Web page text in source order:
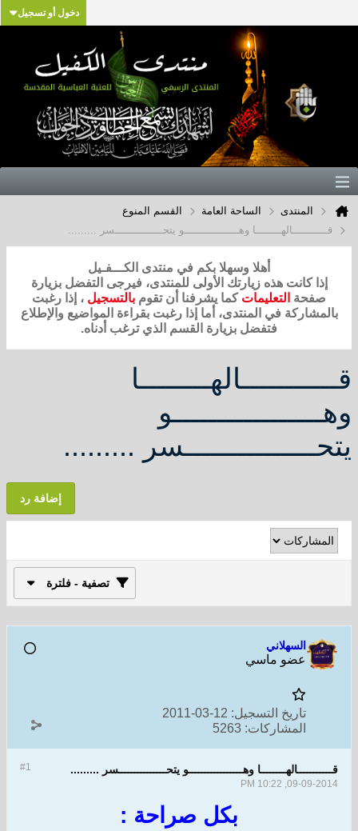
دخول أو تسجيل
المنتدى الساحة العامة
القسم المنوع
قـــــــــــالهــــــــا وهـــــــــــــــــو يتحـــــــــــــــسر .........
أهلا وسهلا بكم في منتدى الكـــفـيل
إذا كانت هذه زيارتك الأولى للمنتدى، فيرجى التفضل بزيارة
صفحة التعليمات كما يشرفنا أن تقوم بالتسجيل ، إذا رغبت
بالمشاركة في المنتدى، أما إذا رغبت بقراءة المواضيع والإطلاع
فتفضل بزيارة القسم الذي ترغب أدناه.
قـــــــــــالهــــــــا
وهـــــــــــــــــو
يتحـــــــــــــــسر .........
إضافة رد
تصفية - فلترة
السهلاني
عضو ماسي
تاريخ التسجيل: 12-03-2011
المشاركات: 5263
#1 قـــــــــــالهــــــــا وهـــــــــــــــــو يتحـــــــــــــــسر .........
09-09-2014, 10:22 PM
بكل صراحة :